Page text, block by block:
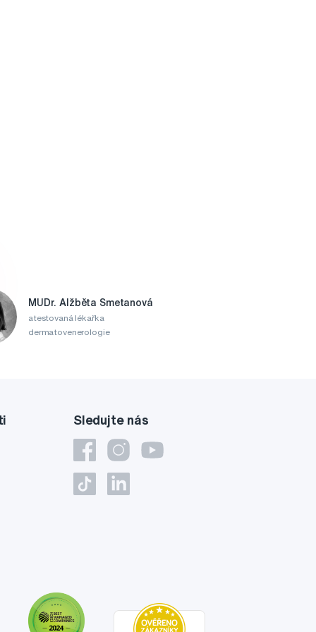
MUDr. Alžběta Smetanová
atestovaná lékařka
dermatovenerologie
Sledujte nás